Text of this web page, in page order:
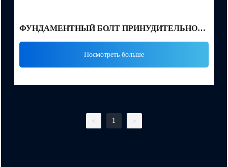
ФУНДАМЕНТНЫЙ БОЛТ ПРИНУДИТЕЛЬНОГО
РАСШИРЕНИЯ ИЗ НЕРЖАВЕЮЩЕЙ СТАЛИ
A2 A4 SS201 SS304 SS316
Посмотреть больше
< 1 >